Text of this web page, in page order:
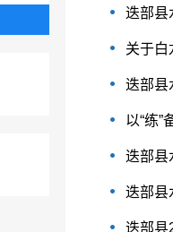
迭部县
关于白
迭部县
以“练
迭部县
迭部县
迭部县